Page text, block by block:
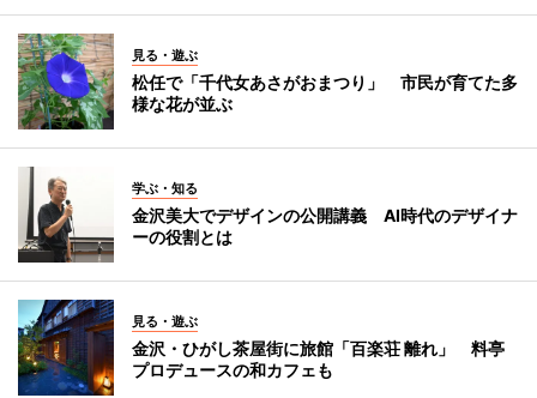
見る・遊ぶ
松任で「千代女あさがおまつり」 市民が育てた多
様な花が並ぶ
学ぶ・知る
金沢美大でデザインの公開講義 AI時代のデザイナ
ーの役割とは
見る・遊ぶ
金沢・ひがし茶屋街に旅館「百楽荘 離れ」 料亭
プロデュースの和カフェも